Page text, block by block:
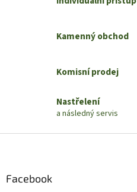
Kamenný obchod
Komisní prodej
Nastřelení
a následný servis
Facebook